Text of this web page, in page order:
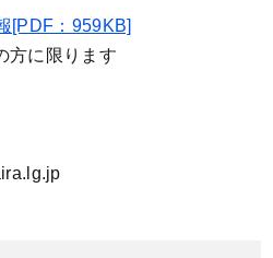
[PDF：959KB]
限ります